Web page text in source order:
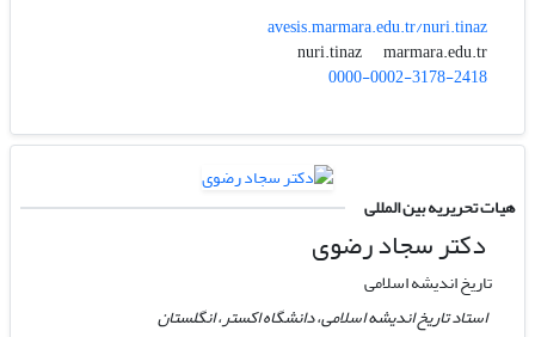
avesis.marmara.edu.tr/nuri.tinaz
nuri.tinaz
marmara.edu.tr
0000-0002-3178-2418
هیات تحریریه بین المللی
دکتر سجاد رضوی
تاریخ اندیشه اسلامی
استاد تاریخ اندیشه اسلامی، دانشگاه اکستر، انگلستان